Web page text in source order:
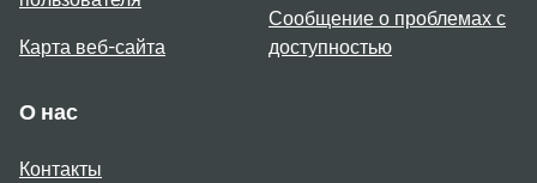
Карта веб-сайта
Сообщение о проблемах с
доступностью
О нас
Контакты